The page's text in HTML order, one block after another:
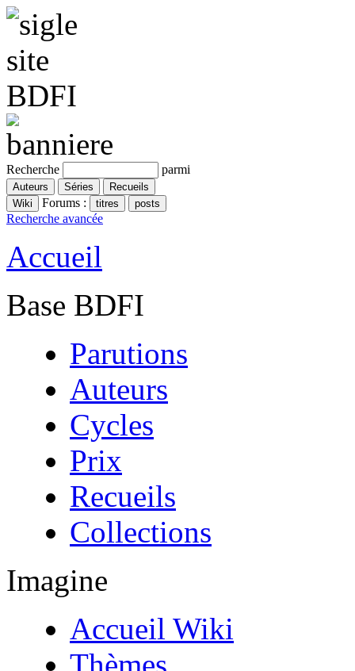
Recherche parmi
Forums :
Recherche avancée
Accueil
Base BDFI
Parutions
Auteurs
Cycles
Prix
Recueils
Collections
Imagine
Accueil Wiki